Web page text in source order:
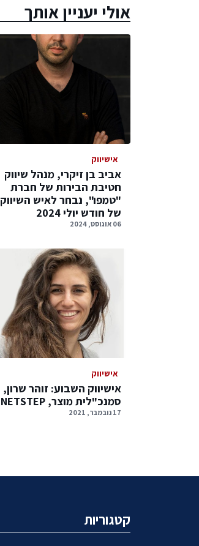
אולי יעניין אותך
אישיווק
אביב בן זיקרי, מנהל שיווק
חטיבת הבירות של חברת
"טמפו", נבחר לאיש השיווק
של חודש יולי 2024
06 אוגוסט, 2024
אישיווק
אישיווק השבוע: זוהר שרון,
סמנכ"לית מוצר, NETSTEP
17 נובמבר, 2021
קטגוריות